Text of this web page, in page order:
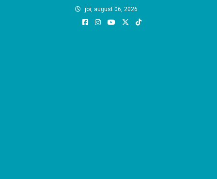
joi, august 06, 2026